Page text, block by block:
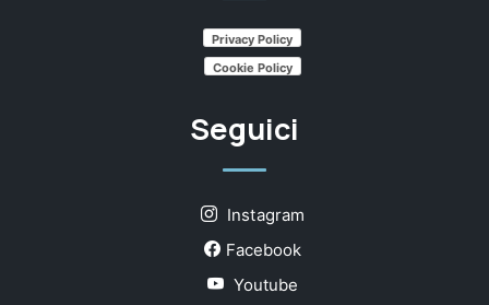
Privacy Policy
Cookie Policy
Seguici
Instagram
Facebook
Youtube